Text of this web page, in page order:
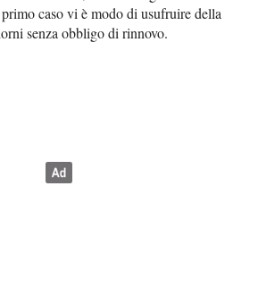
caso vi è modo di usufruire della
senza obbligo di rinnovo.